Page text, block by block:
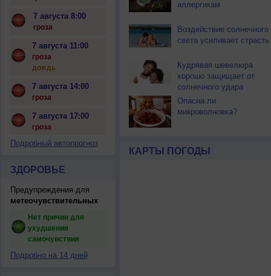
7 августа 8:00
гроза
7 августа 11:00
гроза
дождь
7 августа 14:00
гроза
7 августа 17:00
гроза
Подробный автопрогноз
ЗДОРОВЬЕ
Предупреждения для
метеочувствительных
Нет причин для
ухудшения
самочувствия
Подробно на 14 дней
аллергикам
Воздействие солнечного
света усиливает страсть
Кудрявая шевелюра
хорошо защищает от
солнечного удара
Опасна ли
микроволновка?
КАРТЫ ПОГОДЫ